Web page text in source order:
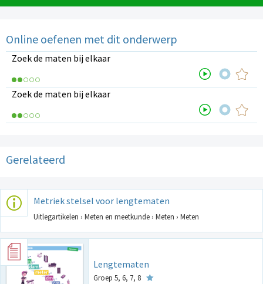
Online oefenen met dit onderwerp
Zoek de maten bij elkaar
Zoek de maten bij elkaar
Gerelateerd
Metriek stelsel voor lengtematen
Uitlegartikelen › Meten en meetkunde › Meten › Meten
Lengtematen
Groep 5, 6, 7, 8